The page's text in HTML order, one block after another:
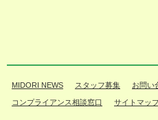
MIDORI NEWS スタッフ募集 お問い
コンプライアンス相談窓口 サイトマッ